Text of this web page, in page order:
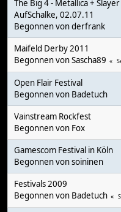
The Big 4 - Metallica +
AufSchalke, 02.07.11
Begonnen vonderfrank
Maifeld Derby 2011
Begonnen vonSascha89
Open Flair Festival
Begonnen von Badetuch
Vainstream Rockfest
Begonnen von Fox
Gamescom Festival in Köln
Begonnen vonsoininen
Festivals 2009
Begonnen von Badetuch